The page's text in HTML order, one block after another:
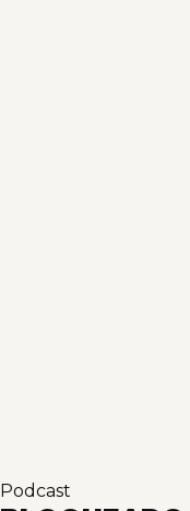
Podcast